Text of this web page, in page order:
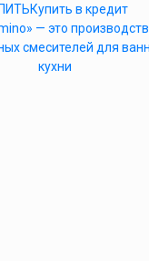
Купить в кредит
— это
смесителей для
кухни